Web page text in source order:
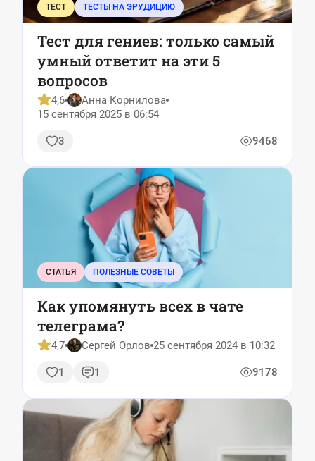
ТЕСТ ТЕСТЫ НА ЭРУДИЦИЮ
Тест для гениев: только самый
умный ответит на эти 5
вопросов
4,6
Анна Корнилова
15 сентября 2025 в 06:54
3 9468
СТАТЬЯ ПОЛЕЗНЫЕ СОВЕТЫ
Как упомянуть всех в чате
телеграма?
4,7 Сергей Орлов 25 сентября 2024 в 10:32
1 1 9178